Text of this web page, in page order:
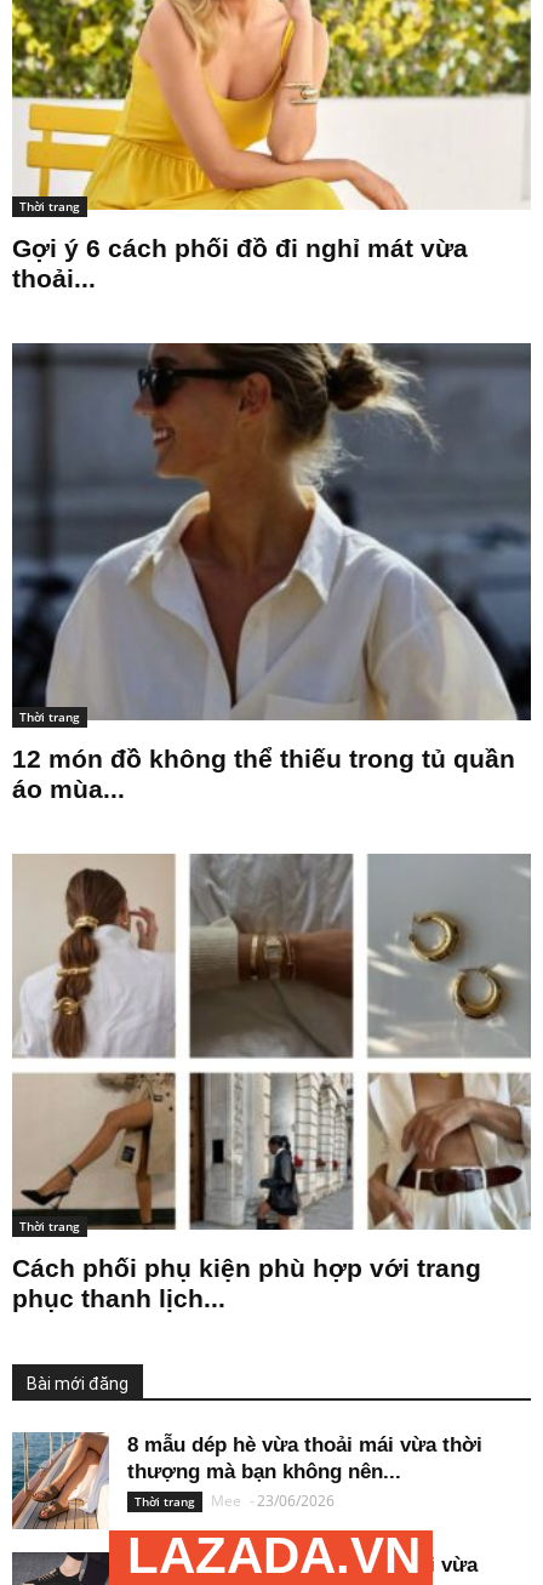
Thời trang
Gợi ý 6 cách phối đồ đi nghỉ mát vừa
thoải...
Thời trang
12 món đồ không thể thiếu trong tủ quần
áo mùa...
Thời trang
Cách phối phụ kiện phù hợp với trang
phục thanh lịch...
Bài mới đăng
8 mẫu dép hè vừa thoải mái vừa thời
thượng mà bạn không nên...
Thời trang Mee -23/06/2026
5 đôi giày mùa hè vừa thoải mái vừa
LAZADA.VN